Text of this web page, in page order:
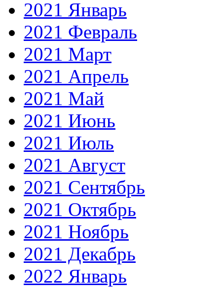
2021 Январь
2021 Февраль
2021 Март
2021 Апрель
2021 Май
2021 Июнь
2021 Июль
2021 Август
2021 Сентябрь
2021 Октябрь
2021 Ноябрь
2021 Декабрь
2022 Январь